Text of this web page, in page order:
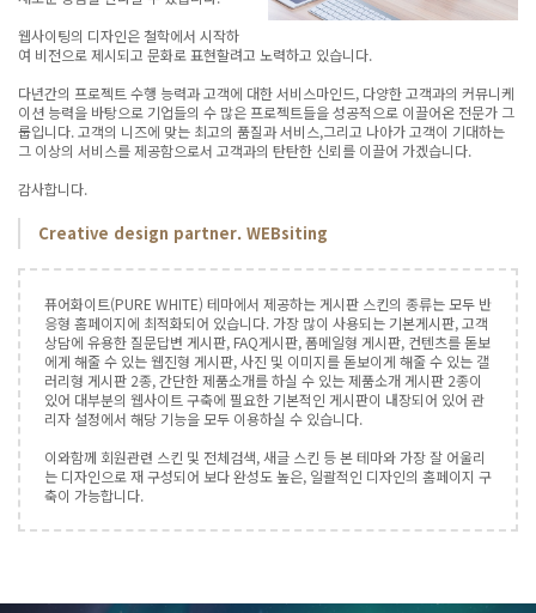
웹사이팅의 디자인은 철학에서 시작하
여 비전으로 제시되고 문화로 표현할려고 노력하고 있습니다.
다년간의 프로젝트 수행 능력과 고객에 대한 서비스마인드, 다양한 고객과의 커뮤니케
이션 능력을 바탕으로 기업들의 수 많은 프로젝트들을 성공적으로 이끌어온 전문가 그
룹입니다. 고객의 니즈에 맞는 최고의 품질과 서비스,그리고 나아가 고객이 기대하는
그 이상의 서비스를 제공함으로서 고객과의 탄탄한 신뢰를 이끌어 가겠습니다.
감사합니다.
Creative design partner. WEBsiting
퓨어화이트(PURE WHITE) 테마에서 제공하는 게시판 스킨의 종류는 모두 반
응형 홈페이지에 최적화되어 있습니다. 가장 많이 사용되는 기본게시판, 고객
상담에 유용한 질문답변 게시판, FAQ게시판, 폼메일형 게시판, 컨텐츠를 돋보
에게 해줄 수 있는 웹진형 게시판, 사진 및 이미지를 돋보이게 해줄 수 있는 갤
러리형 게시판 2종, 간단한 제품소개를 하실 수 있는 제품소개 게시판 2종이
있어 대부분의 웹사이트 구축에 필요한 기본적인 게시판이 내장되어 있어 관
리자 설정에서 해당 기능을 모두 이용하실 수 있습니다.
이와함께 회원관련 스킨 및 전체검색, 새글 스킨 등 본 테마와 가장 잘 어울리
는 디자인으로 재 구성되어 보다 완성도 높은, 일괄적인 디자인의 홈페이지 구
축이 가능합니다.